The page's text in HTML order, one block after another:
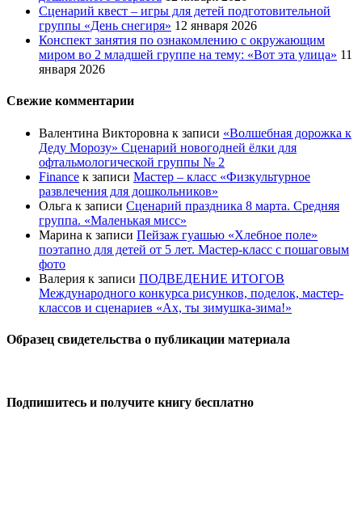
Сценарий квест – игры для детей подготовительной
группы «День снегиря» 12 января 2026
Конспект занятия по ознакомлению с окружающим
миром во 2 младшей группе на тему: «Вот эта улица» 11
января 2026
Свежие комментарии
Валентина Викторовна к записи «Волшебная дорожка к
Деду Морозу» Сценарий новогодней ёлки для
офтальмологической группы № 2
Finance к записи Мастер – класс «Физкультурное
развлечения для дошкольников»
Ольга к записи Сценарий праздника 8 марта. Средняя
группа. «Маленькая мисс»
Марина к записи Пейзаж гуашью «Хлебное поле»
поэтапно для детей от 5 лет. Мастер-класс с пошаговым
фото
Валерия к записи ПОДВЕДЕНИЕ ИТОГОВ
Международного конкурса рисунков, поделок, мастер-
классов и сценариев «Ах, ты зимушка-зима!»
Образец свидетельства о публикации материала
Подпишитесь и получите книгу бесплатно